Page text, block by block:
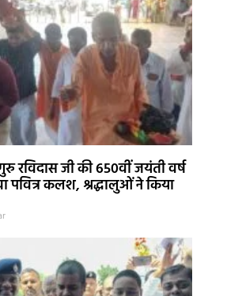
रविदास जी की 650वीं जयंती वर्ष
पवित्र कलश, श्रद्धालुओं ने किया